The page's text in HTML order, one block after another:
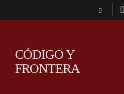
CÓDIGO Y
FRONTERA